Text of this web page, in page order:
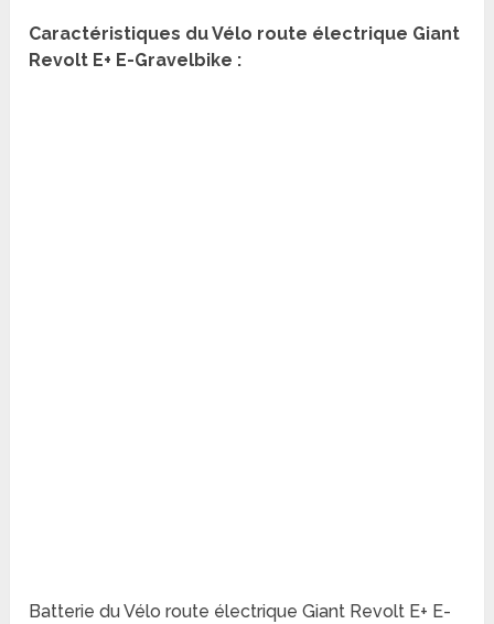
Caractéristiques du Vélo route électrique Giant
Revolt E+ E-Gravelbike :
Batterie du Vélo route électrique Giant Revolt E+ E-